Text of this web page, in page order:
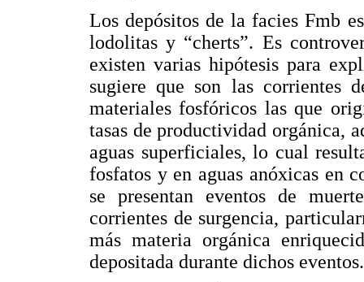
Los depósitos de la facies Fmb
lodolitas y “cherts”. Es
existen varias hipótesis para
sugiere que son las corrientes
materiales fosfóricos las que
tasas de productividad orgánica,
aguas superficiales, lo cual
fosfatos y en aguas anóxicas en
se presentan eventos de
corrientes de surgencia,
más materia orgánica
depositada durante dichos eventos.